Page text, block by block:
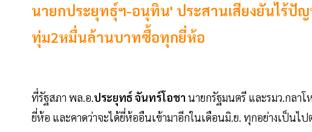
นายกประยุทธุ์ฯ-อนุทิน' ประสานเสียงยันไร้ปั
ทุ่ม2หมื่นล้านบาทซื้อทุกยี่ห้อ
ที่รัฐสภา พล.อ.ประยุทธ์จันทร์โอชา นายกรัฐมนตรี และรมว.กลา
ยี่ห้อ และคาดว่าจะได้ยี่ห้ออืนเข้ามาอีกในเดือนมิ.ย. ทุกอย่างเป็นไ